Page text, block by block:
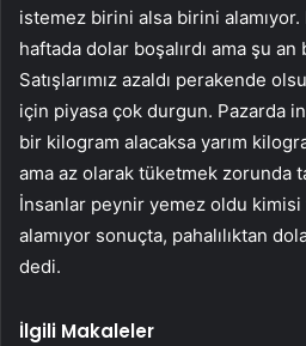
istemez birini alsa birini alamıyor.
haftada dolar boşalırdı ama şu
Satışlarımız azaldı perakende
için piyasa çok durgun. Pazarda
bir kilogram alacaksa yarım
ama az olarak tüketmek zorunda
İnsanlar peynir yemez oldu
alamıyor sonuçta, pahalılıktan
dedi.
İlgili Makaleler